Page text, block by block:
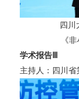
四川
《
学术报告Ⅲ
主持人：四川